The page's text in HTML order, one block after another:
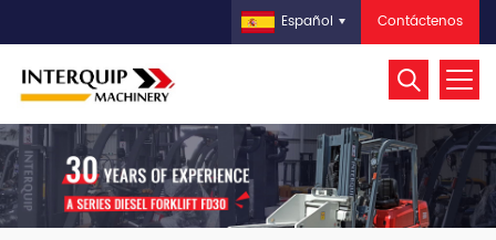
Contáctenos
Español